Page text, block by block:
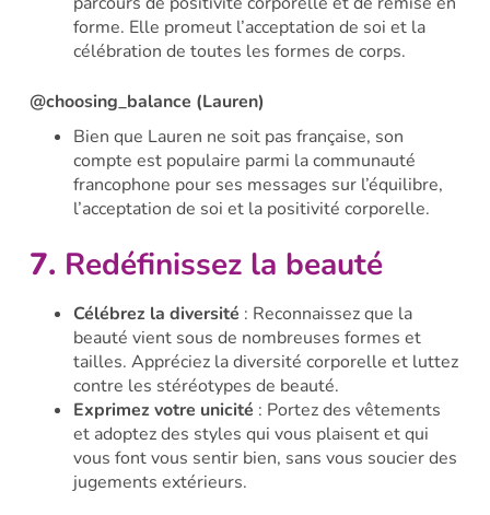
forme. Elle promeut l’acceptation de soi et la
célébration de toutes les formes de corps.
@choosing_balance (Lauren)
Bien que Lauren ne soit pas française, son
compte est populaire parmi la communauté
francophone pour ses messages sur l’équilibre,
l’acceptation de soi et la positivité corporelle.
7. Redéfinissez la beauté
Célébrez la diversité : Reconnaissez que la
beauté vient sous de nombreuses formes et
tailles. Appréciez la diversité corporelle et luttez
contre les stéréotypes de beauté.
Exprimez votre unicité : Portez des vêtements
et adoptez des styles qui vous plaisent et qui
vous font vous sentir bien, sans vous soucier des
jugements extérieurs.